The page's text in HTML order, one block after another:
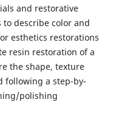
and restorative
describe color and
esthetics restorations
resin restoration of a
the shape, texture
following a step-by-
polishing